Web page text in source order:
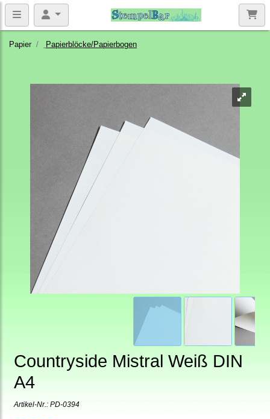
Papier Papierblöcke/Papierbogen
Countryside Mistral Weiß DIN
A4
Artikel-Nr.: PD-0394